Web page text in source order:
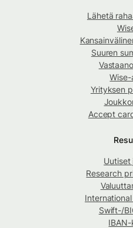
Lähetä
Suuren
Yrityksen
Accept
Uutiset
Research
Swift-/